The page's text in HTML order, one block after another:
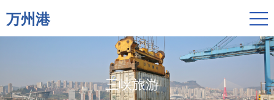
万州港
三峡旅游